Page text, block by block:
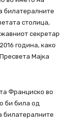
билатералните
столица,
секретар
година, како
Мајка
Франциско во
би била од
билатералните